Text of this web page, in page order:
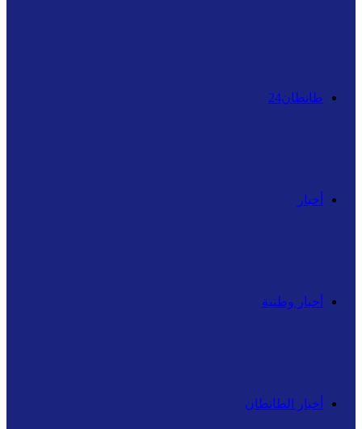
طانطان24
أخبار
أخبار وطنية
أخبار الطانطان